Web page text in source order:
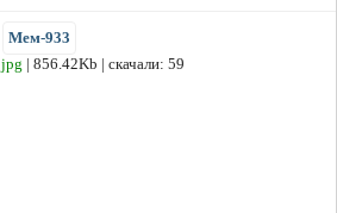
Мем-933
jpg | 856.42Kb | скачали: 59